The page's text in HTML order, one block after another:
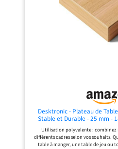
de travail de cuisine, 2 profils de
finition latéraux, notice de
montage, matériel de montage.
Desktronic - Plateau de
Stable et Durable - 25 mm -
Bureau réglable en Hauteur
Bois de
Utilisation polyvalente : combinez
différents cadres selon vos souhaits.
table à manger, une table de jeu ou